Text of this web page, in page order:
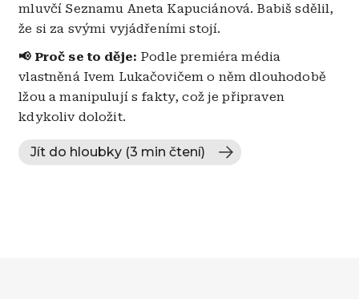
mluvčí Seznamu Aneta Kapuciánová. Babiš sdělil,
že si za svými vyjádřeními stojí.
📢 Proč se to děje: Podle premiéra média
vlastněná Ivem Lukačovičem o něm dlouhodobě
lžou a manipulují s fakty, což je připraven
kdykoliv doložit.
Jít do hloubky (3 min čtení)